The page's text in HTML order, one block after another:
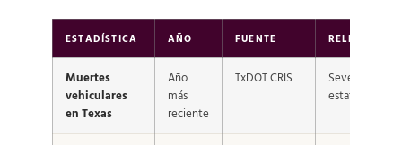
ESTADÍSTICA AÑO FUENTE RELEVANCIA
Muertes
vehiculares
en Texas
Año
más
reciente
TxDOT CRIS
Severidad
estatal